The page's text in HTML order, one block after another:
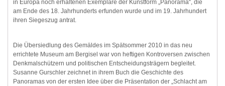
in Europa noch erhaltenen Exemplare der Kunstform „Panorama“, die
am Ende des 18. Jahrhunderts erfunden wurde und im 19. Jahrhundert
ihren Siegeszug antrat.
Die Übersiedlung des Gemäldes im Spätsommer 2010 in das neu
errichtete Museum am Bergisel war von heftigen Kontroversen zwischen
Denkmalschützern und politischen Entscheidungsträgern begleitet.
Susanne Gurschler zeichnet in ihrem Buch die Geschichte des
Panoramas von der ersten Idee über die Präsentation der „Schlacht am